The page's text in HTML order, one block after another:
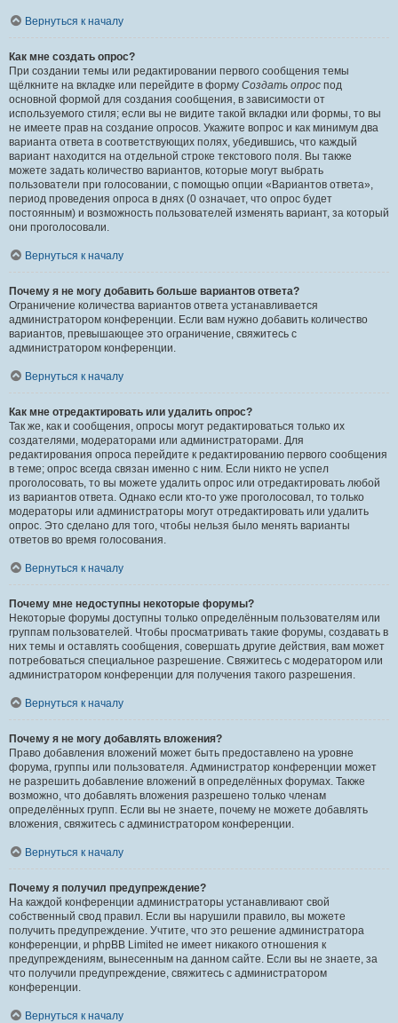
Вернуться к началу
Как мне создать опрос?
При создании темы или редактировании первого сообщения темы
щёлкните на вкладке или перейдите в форму Создать опрос под
основной формой для создания сообщения, в зависимости от
используемого стиля; если вы не видите такой вкладки или формы, то вы
не имеете прав на создание опросов. Укажите вопрос и как минимум два
варианта ответа в соответствующих полях, убедившись, что каждый
вариант находится на отдельной строке текстового поля. Вы также
можете задать количество вариантов, которые могут выбрать
пользователи при голосовании, с помощью опции «Вариантов ответа»,
период проведения опроса в днях (0 означает, что опрос будет
постоянным) и возможность пользователей изменять вариант, за который
они проголосовали.
Вернуться к началу
Почему я не могу добавить больше вариантов ответа?
Ограничение количества вариантов ответа устанавливается
администратором конференции. Если вам нужно добавить количество
вариантов, превышающее это ограничение, свяжитесь с
администратором конференции.
Вернуться к началу
Как мне отредактировать или удалить опрос?
Так же, как и сообщения, опросы могут редактироваться только их
создателями, модераторами или администраторами. Для
редактирования опроса перейдите к редактированию первого сообщения
в теме; опрос всегда связан именно с ним. Если никто не успел
проголосовать, то вы можете удалить опрос или отредактировать любой
из вариантов ответа. Однако если кто-то уже проголосовал, то только
модераторы или администраторы могут отредактировать или удалить
опрос. Это сделано для того, чтобы нельзя было менять варианты
ответов во время голосования.
Вернуться к началу
Почему мне недоступны некоторые форумы?
Некоторые форумы доступны только определённым пользователям или
группам пользователей. Чтобы просматривать такие форумы, создавать в
них темы и оставлять сообщения, совершать другие действия, вам может
потребоваться специальное разрешение. Свяжитесь с модератором или
администратором конференции для получения такого разрешения.
Вернуться к началу
Почему я не могу добавлять вложения?
Право добавления вложений может быть предоставлено на уровне
форума, группы или пользователя. Администратор конференции может
не разрешить добавление вложений в определённых форумах. Также
возможно, что добавлять вложения разрешено только членам
определённых групп. Если вы не знаете, почему не можете добавлять
вложения, свяжитесь с администратором конференции.
Вернуться к началу
Почему я получил предупреждение?
На каждой конференции администраторы устанавливают свой
собственный свод правил. Если вы нарушили правило, вы можете
получить предупреждение. Учтите, что это решение администратора
конференции, и phpBB Limited не имеет никакого отношения к
предупреждениям, вынесенным на данном сайте. Если вы не знаете, за
что получили предупреждение, свяжитесь с администратором
конференции.
Вернуться к началу